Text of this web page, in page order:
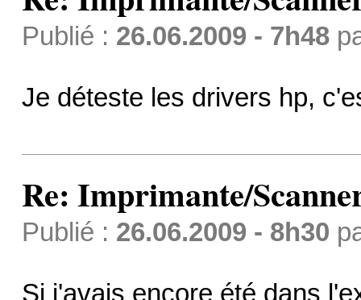
Publié : 26.06.2009 - 7h48
Je déteste les drivers hp,
Re: Imprimante/
Publié : 26.06.2009 - 8h30
Si j'avais encore été dans